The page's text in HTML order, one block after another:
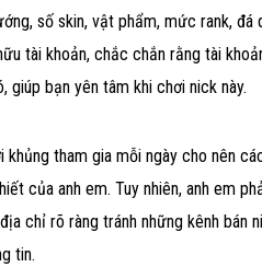
số skin, vật phẩm, mức rank, đá
tài khoản, chắc chắn rằng tài
giúp bạn yên tâm khi chơi nick này.
khủng tham gia mỗi ngày cho nên
của anh em. Tuy nhiên, anh em
chỉ rõ ràng tránh những kênh
tin.